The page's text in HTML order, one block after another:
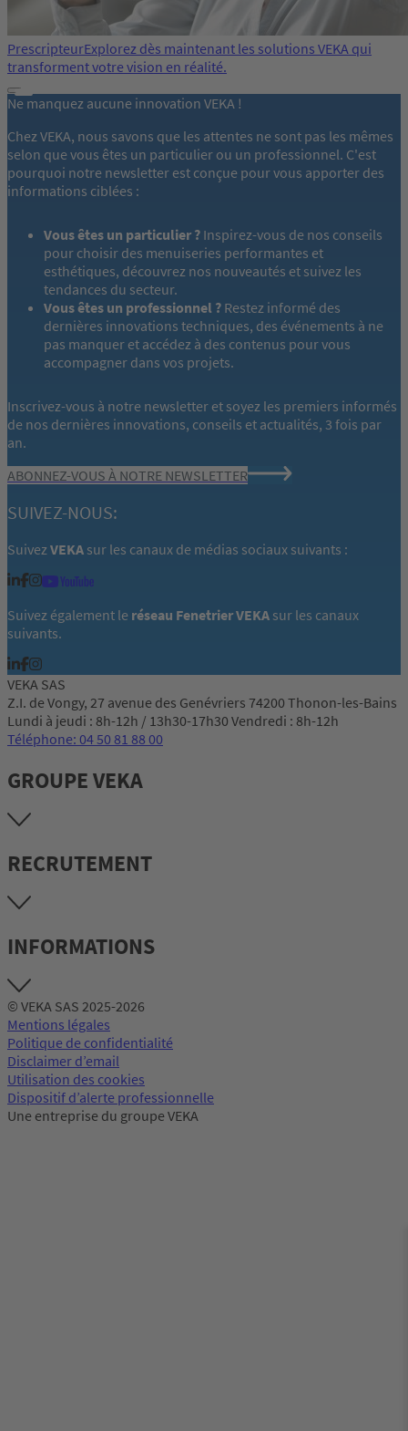
PrescripteurExplorez dès maintenant les solutions VEKA qui
transforment votre vision en réalité.
Ne manquez aucune innovation VEKA !
Chez VEKA, nous savons que les attentes ne sont pas les mêmes
selon que vous êtes un particulier ou un professionnel. C'est
pourquoi notre newsletter est conçue pour vous apporter des
informations ciblées :
Vous êtes un particulier ? Inspirez-vous de nos conseils
pour choisir des menuiseries performantes et
esthétiques, découvrez nos nouveautés et suivez les
tendances du secteur.
Vous êtes un professionnel ? Restez informé des
dernières innovations techniques, des événements à ne
pas manquer et accédez à des contenus pour vous
accompagner dans vos projets.
Inscrivez-vous à notre newsletter et soyez les premiers informés
de nos dernières innovations, conseils et actualités, 3 fois par
an.
ABONNEZ-VOUS À NOTRE NEWSLETTER
SUIVEZ-NOUS:
SuivezVEKA sur les canaux de médias sociaux suivants :
Suivez également le réseau Fenetrier VEKA sur les canaux
suivants.
VEKA SAS
Z.I. de Vongy, 27 avenue des Genévriers 74200 Thonon-les-Bains
Lundi à jeudi : 8h-12h / 13h30-17h30 Vendredi : 8h-12h
Téléphone: 04 50 81 88 00
GROUPE VEKA
RECRUTEMENT
INFORMATIONS
© VEKA SAS 2025-2026
Mentions légales
Politique de confidentialité
Disclaimer d’email
Utilisation des cookies
Dispositif d’alerte professionnelle
Une entreprise du groupe VEKA